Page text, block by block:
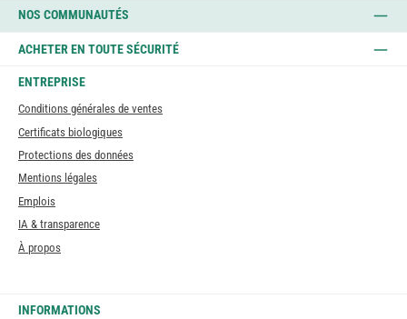
NOS COMMUNAUTÉS
ACHETER EN TOUTE SÉCURITÉ
ENTREPRISE
Conditions générales de ventes
Certificats biologiques
Protections des données
Mentions légales
Emplois
IA & transparence
À propos
INFORMATIONS